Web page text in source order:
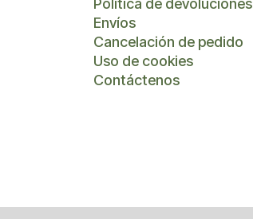
Política de devoluciones
Envíos
Cancelación de pedido
Uso de cookies
Contáctenos